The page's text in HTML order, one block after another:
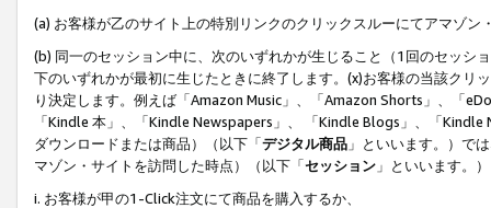
(a) お客様が乙のサイト上の特別リンクのクリックスルーにてアマゾン
(b) 同一のセッション中に、次のいずれかが生じること（1回のセッシ
下のいずれかが最初に生じたときに終了します。(x)お客様の当該ク
り決定します。例えば「Amazon Music」、「Amazon Shorts」、「
「Kindle 本」、「Kindle Newspapers」、 「Kindle Blogs」、「
ダウンロードまたは商品）（以下「デジタル商品 」といいます。）で
マゾン・サイトを訪問した時点）（以下「セッション 」といいます。
i. お客様が甲の1-Click注文にて商品を購入するか、